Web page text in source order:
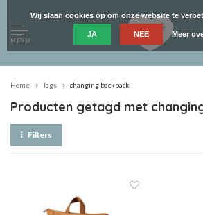
MENU
Home Tags changing backpack
Producten getagd met
Filters
Wij slaan cookies op om onze website te
JA NEE Meer